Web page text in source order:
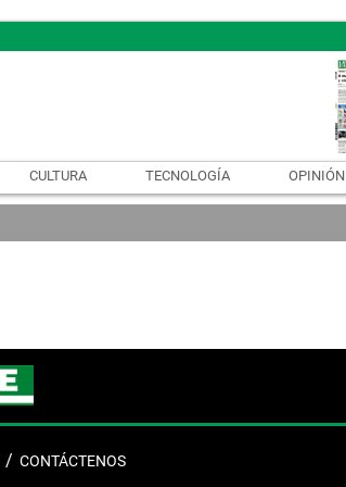
CULTURA TECNOLOGÍA OPINIÓN
CONTÁCTENOS